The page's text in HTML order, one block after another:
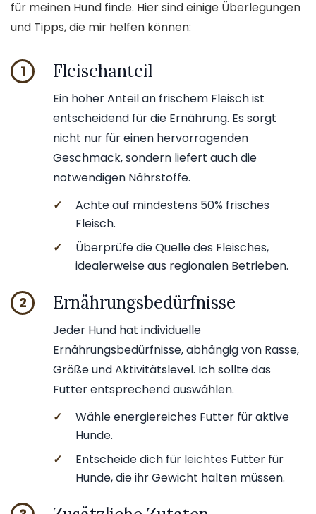
für meinen Hund finde. Hier sind einige Überlegungen
und Tipps, die mir helfen können:
1 Fleischanteil
Ein hoher Anteil an frischem Fleisch ist
entscheidend für die Ernährung. Es sorgt
nicht nur für einen hervorragenden
Geschmack, sondern liefert auch die
notwendigen Nährstoffe.
✓
Achte auf mindestens 50% frisches
Fleisch.
✓
Überprüfe die Quelle des Fleisches,
idealerweise aus regionalen Betrieben.
2 Ernährungsbedürfnisse
Jeder Hund hat individuelle
Ernährungsbedürfnisse, abhängig von Rasse,
Größe und Aktivitätslevel. Ich sollte das
Futter entsprechend auswählen.
✓
Wähle energiereiches Futter für aktive
Hunde.
✓
Entscheide dich für leichtes Futter für
Hunde, die ihr Gewicht halten müssen.